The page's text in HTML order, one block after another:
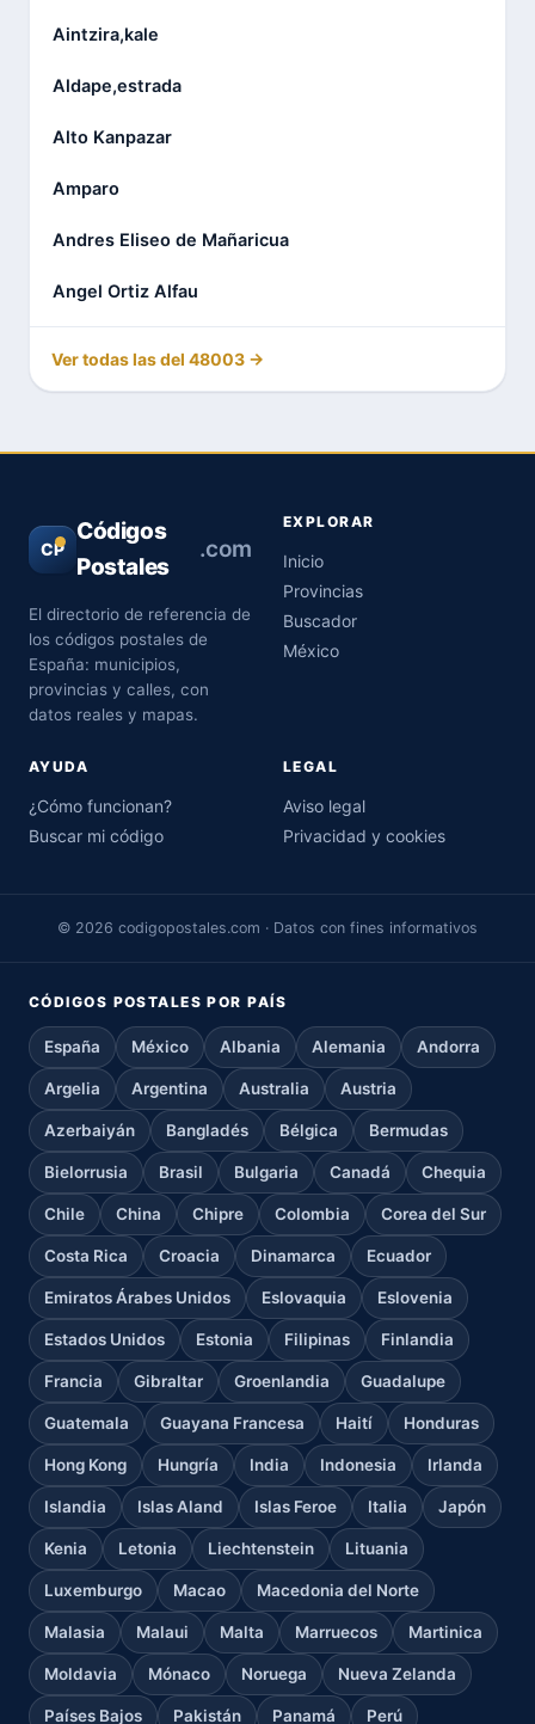
Aintzira,kale
Aldape,estrada
Alto Kanpazar
Amparo
Andres Eliseo de Mañaricua
Angel Ortiz Alfau
Ver todas las del 48003 →
CP
Códigos
Postales
.com
El directorio de referencia de
los códigos postales de
España: municipios,
provincias y calles, con
datos reales y mapas.
EXPLORAR
Inicio
Provincias
Buscador
México
AYUDA
¿Cómo funcionan?
Buscar mi código
LEGAL
Aviso legal
Privacidad y cookies
© 2026 codigopostales.com · Datos con fines informativos
CÓDIGOS POSTALES POR PAÍS
España México Albania Alemania Andorra
Argelia Argentina Australia Austria
Azerbaiyán Bangladés Bélgica Bermudas
Bielorrusia Brasil Bulgaria Canadá Chequia
Chile China Chipre Colombia Corea del Sur
Costa Rica Croacia Dinamarca Ecuador
Emiratos Árabes Unidos Eslovaquia Eslovenia
Estados Unidos Estonia Filipinas Finlandia
Francia Gibraltar Groenlandia Guadalupe
Guatemala Guayana Francesa Haití Honduras
Hong Kong Hungría India Indonesia Irlanda
Islandia Islas Aland Islas Feroe Italia Japón
Kenia Letonia Liechtenstein Lituania
Luxemburgo Macao Macedonia del Norte
Malasia Malaui Malta Marruecos Martinica
Moldavia Mónaco Noruega Nueva Zelanda
Países Bajos Pakistán Panamá Perú